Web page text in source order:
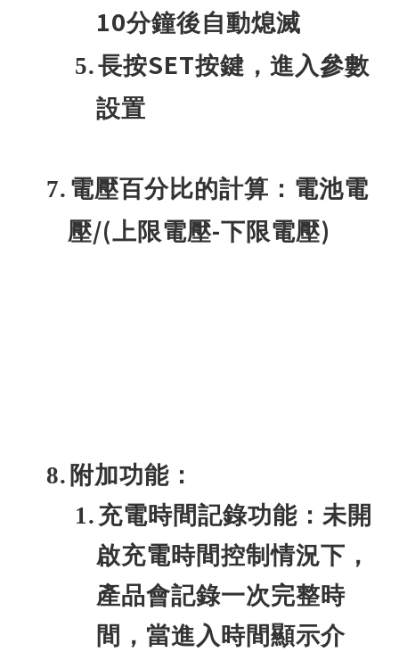
10分鐘後自動熄滅
5.長按SET按鍵，進入參數
設置
7. 電壓百分比的計算：電池電
壓/(上限電壓-下限電壓)
8. 附加功能：
1. 充電時間記錄功能：未開
啟充電時間控制情況下，
產品會記錄一次完整時
間，當進入時間顯示介